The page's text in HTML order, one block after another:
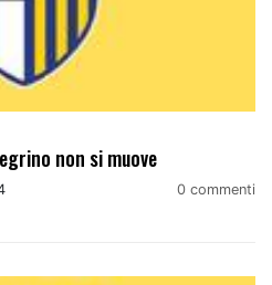
non si muove
0 commenti